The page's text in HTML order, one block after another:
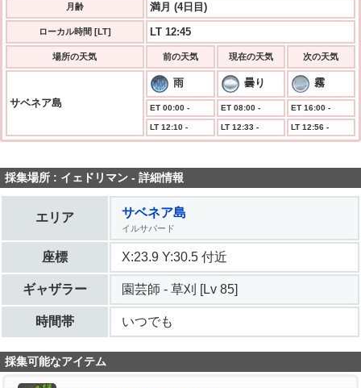
月齢 満月 (4日目)
ローカル時間 [LT] LT 12:45
場所の天気 前の天気 現在の天気 次の天気
サベネア島
雨 曇り 霧
ET 00:00 - ET 08:00 - ET 16:00 -
LT 12:10 - LT 12:33 - LT 12:56 -
採集場所 : イェドリマン - 詳細情報
エリア サベネア島
イルサバード
座標 X:23.9 Y:30.5 付近
ギャザラー 園芸師 - 草刈 [Lv 85]
時間帯 いつでも
採集可能なアイテム